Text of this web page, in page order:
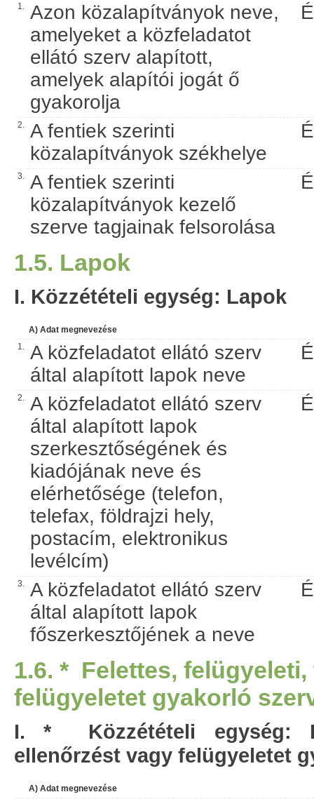
1.
Azon közalapítványok neve,
amelyeket a közfeladatot
ellátó szerv alapított,
amelyek alapítói jogát ő
gyakorolja
2.
A fentiek szerinti
közalapítványok székhelye
3.
A fentiek szerinti
közalapítványok kezelő
szerve tagjainak felsorolása
1.5. Lapok
I. Közzétételi egység: Lapok
A) Adat megnevezése
1.
A közfeladatot ellátó szerv
által alapított lapok neve
2.
A közfeladatot ellátó szerv
által alapított lapok
szerkesztőségének és
kiadójának neve és
elérhetősége (telefon,
telefax, földrajzi hely,
postacím, elektronikus
levélcím)
3.
A közfeladatot ellátó szerv
által alapított lapok
főszerkesztőjének a neve
1.6. * Felettes,
felügyeletet gyakorló
I. * Közzétételi egység:
ellenőrzést vagy felügyeletet
A) Adat megnevezése